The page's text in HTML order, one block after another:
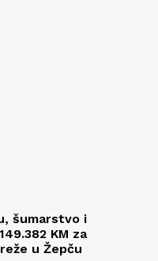
šumarstvo i
KM za
u Žepču